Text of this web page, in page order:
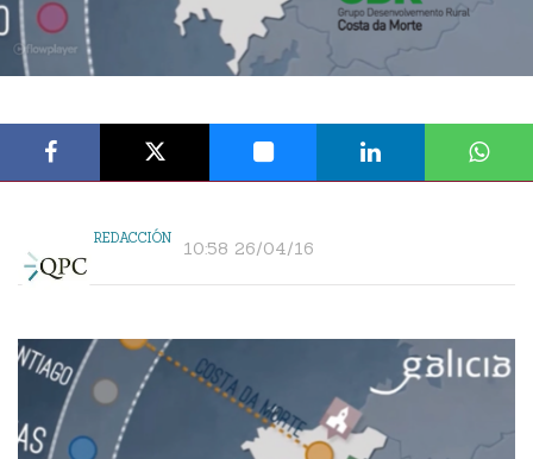
REDACCIÓN 10:58 26/04/16